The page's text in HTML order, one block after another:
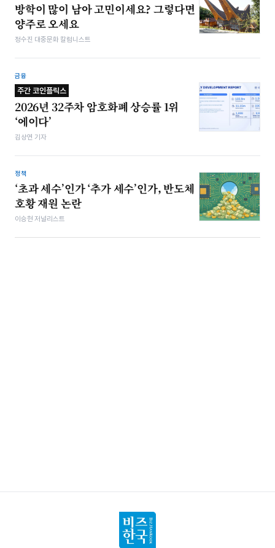
방학이 많이 남아 고민이세요? 그렇다면
양주로 오세요
정수진 대중문화 칼럼니스트
금융
주간 코인플릭스
2026년 32주차 암호화폐 상승률 1위
‘에이다’
김상연 기자
정책
‘초과 세수’인가 ‘추가 세수’인가, 반도체
호황 재원 논란
이승현 저널리스트